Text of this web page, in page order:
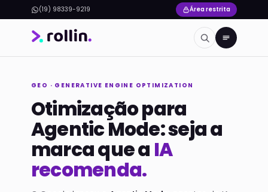
(19) 98339-9219 Área restrita
GEO · GENERATIVE ENGINE OPTIMIZATION
Otimização para
Agentic Mode: seja a
marca que a IA
recomenda.